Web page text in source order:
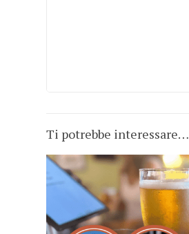
Ti potrebbe interessare…